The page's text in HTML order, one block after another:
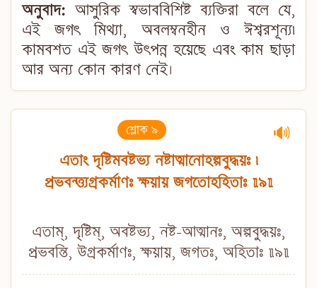
অনুবাদ: আসুরিক স্বভাববিশিষ্ট ব্যক্তিরা বলে যে,
এই জগৎ মিথ্যা, অবলম্বনহীন ও ঈশ্বরশূন্য৷
কামবশত এই জগৎ উৎপন্ন হয়েছে এবং কাম ছাড়া
আর অন্য কোন কারণ নেই।
শ্লোক ৯ 🔊
এতাং দৃষ্টিমবষ্টভ্য নষ্টাত্মানোহল্পবুদ্ধয়ঃ ৷
প্রভবন্ত্ত্যগ্রকর্মাণঃ ক্ষয়ায় জগতোহহিতাঃ ॥৯॥
এতাম্, দৃষ্টিম্, অবষ্টভ্য, নষ্ট-আত্মানঃ, অল্পবুদ্ধয়ঃ,
প্রভবন্তি, উগ্রকর্মাণঃ, ক্ষয়ায়, জগতঃ, অহিতাঃ ॥৯॥